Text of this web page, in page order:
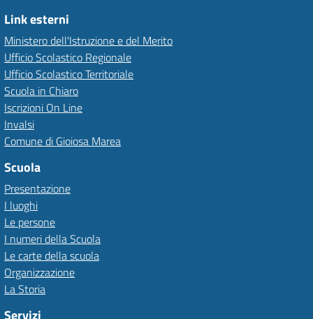
Link esterni
Ministero dell'Istruzione e del Merito
Ufficio Scolastico Regionale
Ufficio Scolastico Territoriale
Scuola in Chiaro
Iscrizioni On Line
Invalsi
Comune di Gioiosa Marea
Scuola
Presentazione
I luoghi
Le persone
I numeri della Scuola
Le carte della scuola
Organizzazione
La Storia
Servizi